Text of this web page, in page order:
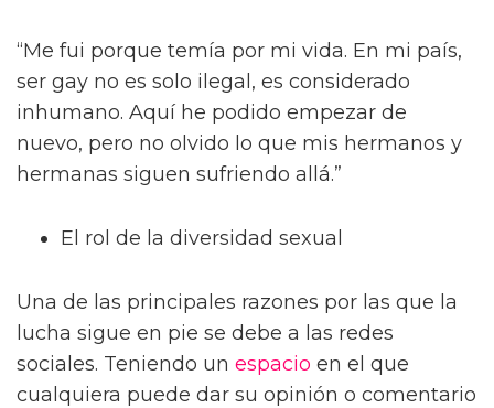
“Me fui porque temía por mi vida. En mi país,
ser gay no es solo ilegal, es considerado
inhumano. Aquí he podido empezar de
nuevo, pero no olvido lo que mis hermanos y
hermanas siguen sufriendo allá.”
El rol de la diversidad sexual
Una de las principales razones por las que la
lucha sigue en pie se debe a las redes
sociales. Teniendo un espacio en el que
cualquiera puede dar su opinión o comentario